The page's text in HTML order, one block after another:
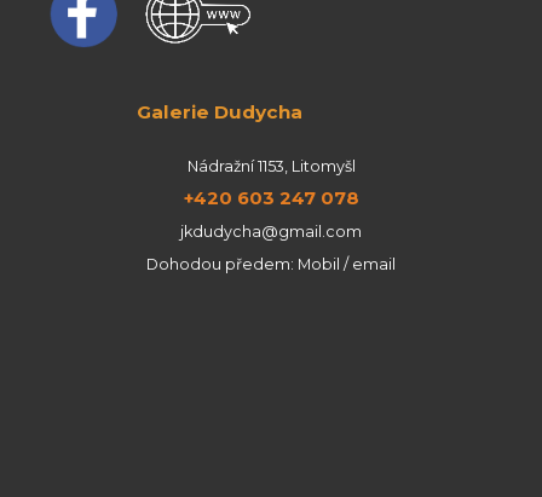
Galerie Dudycha
Nádražní 1153, Litomyšl
+420 603 247 078
jkdudycha@gmail.com
Dohodou předem: Mobil / email